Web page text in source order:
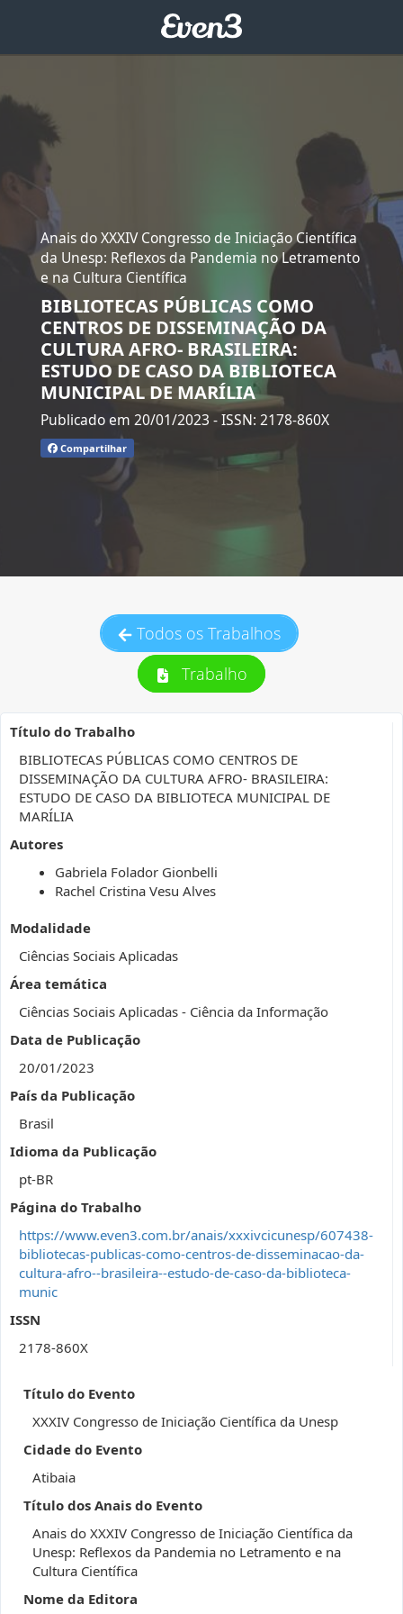
Anais do XXXIV Congresso de Iniciação Científica
da Unesp: Reflexos da Pandemia no Letramento
e na Cultura Científica
BIBLIOTECAS PÚBLICAS COMO
CENTROS DE DISSEMINAÇÃO DA
CULTURA AFRO- BRASILEIRA:
ESTUDO DE CASO DA BIBLIOTECA
MUNICIPAL DE MARÍLIA
Publicado em 20/01/2023 - ISSN: 2178-860X
Compartilhar
Todos os Trabalhos
Trabalho
Título do Trabalho
BIBLIOTECAS PÚBLICAS COMO CENTROS DE
DISSEMINAÇÃO DA CULTURA AFRO- BRASILEIRA:
ESTUDO DE CASO DA BIBLIOTECA MUNICIPAL DE
MARÍLIA
Autores
Gabriela Folador Gionbelli
Rachel Cristina Vesu Alves
Modalidade
Ciências Sociais Aplicadas
Área temática
Ciências Sociais Aplicadas - Ciência da Informação
Data de Publicação
20/01/2023
País da Publicação
Brasil
Idioma da Publicação
pt-BR
Página do Trabalho
https://www.even3.com.br/anais/xxxivcicunesp/607438-
bibliotecas-publicas-como-centros-de-disseminacao-da-
cultura-afro--brasileira--estudo-de-caso-da-biblioteca-
munic
ISSN
2178-860X
Título do Evento
XXXIV Congresso de Iniciação Científica da Unesp
Cidade do Evento
Atibaia
Título dos Anais do Evento
Anais do XXXIV Congresso de Iniciação Científica da
Unesp: Reflexos da Pandemia no Letramento e na
Cultura Científica
Nome da Editora